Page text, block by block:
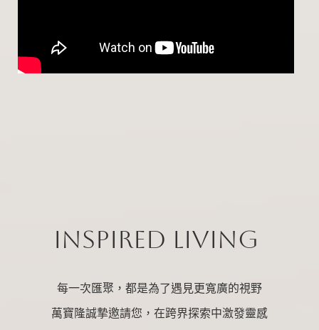
Inspired Living
每一次匯聚，都是為了遇見更寬廣的視野
萬寶隆誠摯邀請您，在跨界探索中激發靈感